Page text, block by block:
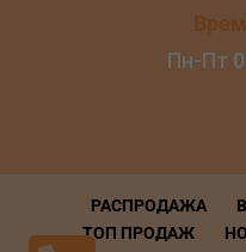
Пн-Пт
РАСПРОДАЖА
ТОП ПРОДАЖ